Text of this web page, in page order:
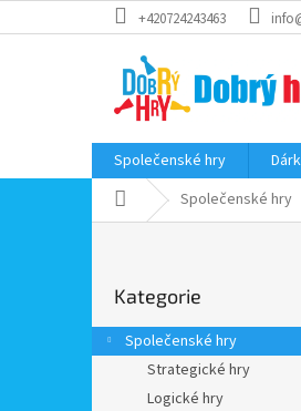
na
+420724243463
Společenské hry
Domů Společenské hry
r
a
kategorie
Kategorie
Společenské hry
Strategické hry
Logické hry